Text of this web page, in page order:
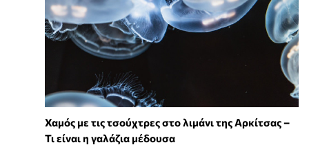
Χαμός με τις τσούχτρες στο λιμάνι της Αρκίτσας –
Τι είναι η γαλάζια μέδουσα